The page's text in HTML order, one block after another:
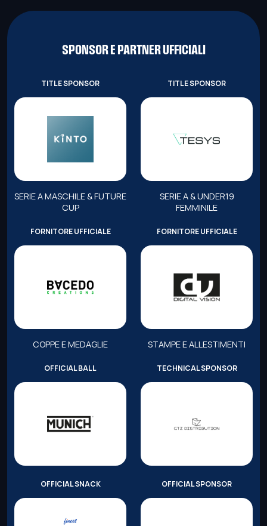
SPONSOR E PARTNER UFFICIALI
TITLE SPONSOR
SERIE A MASCHILE & FUTURE
CUP
TITLE SPONSOR
SERIE A & UNDER19
FEMMINILE
FORNITORE UFFICIALE
COPPE E MEDAGLIE
FORNITORE UFFICIALE
STAMPE E ALLESTIMENTI
OFFICIAL BALL TECHNICAL SPONSOR
OFFICIAL SNACK OFFICIAL SPONSOR